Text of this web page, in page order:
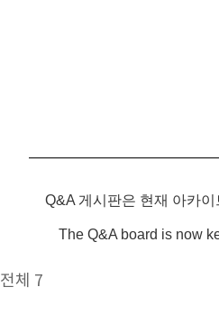
Q&A 게시판은 현재 아카
The Q&A board is now
전체 7